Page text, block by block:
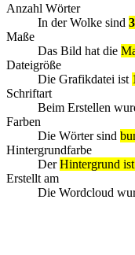
Anzahl Wörter
In der Wolke sind
Maße
Das Bild hat die
Dateigröße
Die Grafikdatei ist
Schriftart
Beim Erstellen
Farben
Die Wörter sind
Hintergrundfarbe
DerHintergrund
Erstellt am
Die Wordcloud